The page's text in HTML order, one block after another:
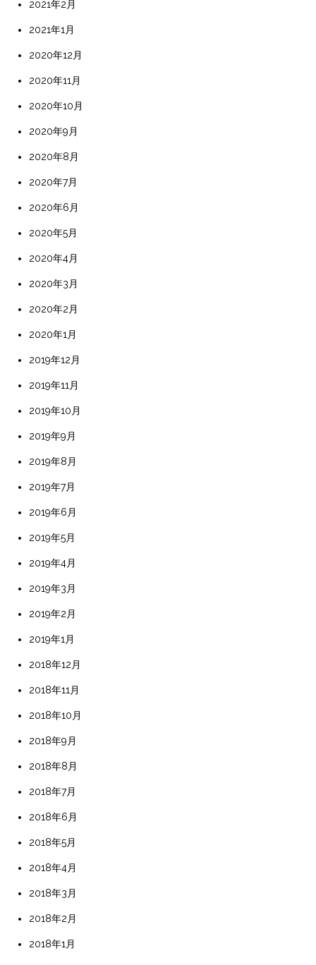
2021年2月
2021年1月
2020年12月
2020年11月
2020年10月
2020年9月
2020年8月
2020年7月
2020年6月
2020年5月
2020年4月
2020年3月
2020年2月
2020年1月
2019年12月
2019年11月
2019年10月
2019年9月
2019年8月
2019年7月
2019年6月
2019年5月
2019年4月
2019年3月
2019年2月
2019年1月
2018年12月
2018年11月
2018年10月
2018年9月
2018年8月
2018年7月
2018年6月
2018年5月
2018年4月
2018年3月
2018年2月
2018年1月